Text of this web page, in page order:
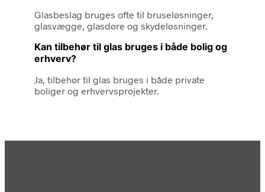
Glasbeslag bruges ofte til bruseløsninger,
glasvægge, glasdøre og skydeløsninger.
Kan tilbehør til glas bruges i både bolig og
erhverv?
Ja, tilbehør til glas bruges i både private
boliger og erhvervsprojekter.